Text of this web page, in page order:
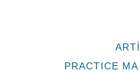
PRACTICE